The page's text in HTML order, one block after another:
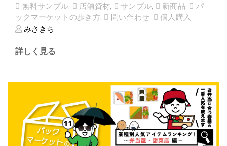
無料サンプル, 店舗資材, サンプル, 新商品,
パ
ックマーケットの歩き方, 問い合わせ,
個人購入
みさきち
詳しく見る